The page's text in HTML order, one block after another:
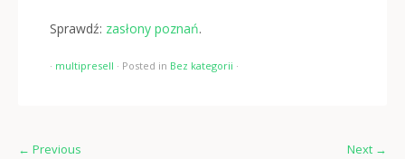
Sprawdź: zasłony poznań.
· multipresell · Posted in Bez kategorii ·
← Previous Next →